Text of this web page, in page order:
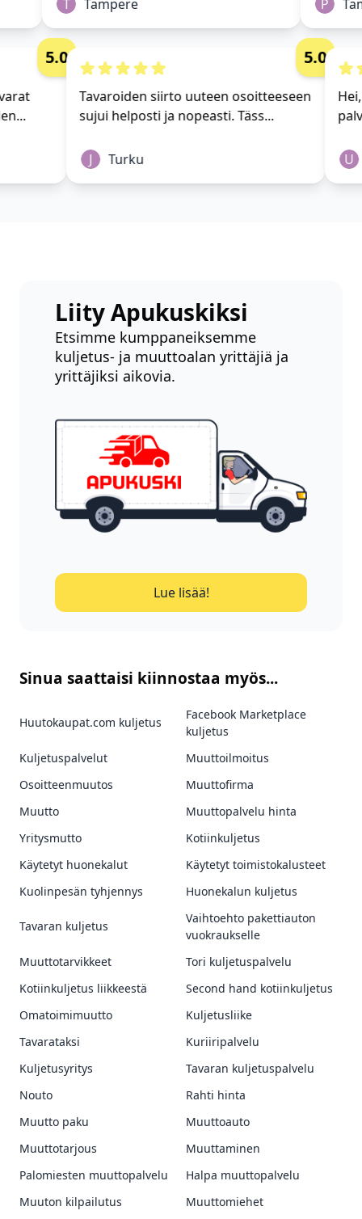
T Tampere P
5.0
Tavaroiden siirto uuteen osoitteeseen
sujui helposti ja nopeasti. Täss...
Turku
5.0
Liity Apukuskiksi
Etsimme kumppaneiksemme
kuljetus- ja muuttoalan yrittäjiä ja
yrittäjiksi aikovia.
Lue lisää!
Sinua saattaisi kiinnostaa myös...
Huutokaupat.com kuljetus
Facebook Marketplace
kuljetus
Kuljetuspalvelut
Muuttoilmoitus
Osoitteenmuutos
Muuttofirma
Muutto
Muuttopalvelu hinta
Yritysmutto
Kotiinkuljetus
Käytetyt huonekalut
Käytetyt toimistokalusteet
Kuolinpesän tyhjennys
Huonekalun kuljetus
Tavaran kuljetus
Vaihtoehto pakettiauton
vuokraukselle
Muuttotarvikkeet
Tori kuljetuspalvelu
Kotiinkuljetus liikkeestä
Second hand kotiinkuljetus
Omatoimimuutto
Kuljetusliike
Tavarataksi
Kuriiripalvelu
Kuljetusyritys
Tavaran kuljetuspalvelu
Nouto
Rahti hinta
Muutto paku
Muuttoauto
Muuttotarjous
Muuttaminen
Palomiesten muuttopalvelu
Halpa muuttopalvelu
Muuton kilpailutus
Muuttomiehet